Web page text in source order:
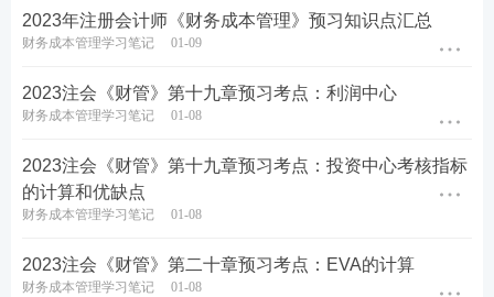
2023年注册会计师《财务成本管理》预习知识点汇总
财务成本管理学习笔记 01-09
2023注会《财管》第十九章预习考点：利润中心
财务成本管理学习笔记 01-08
2023注会《财管》第十九章预习考点：投资中心考核指标
的计算和优缺点
财务成本管理学习笔记 01-08
2023注会《财管》第二十章预习考点：EVA的计算
财务成本管理学习笔记 01-08